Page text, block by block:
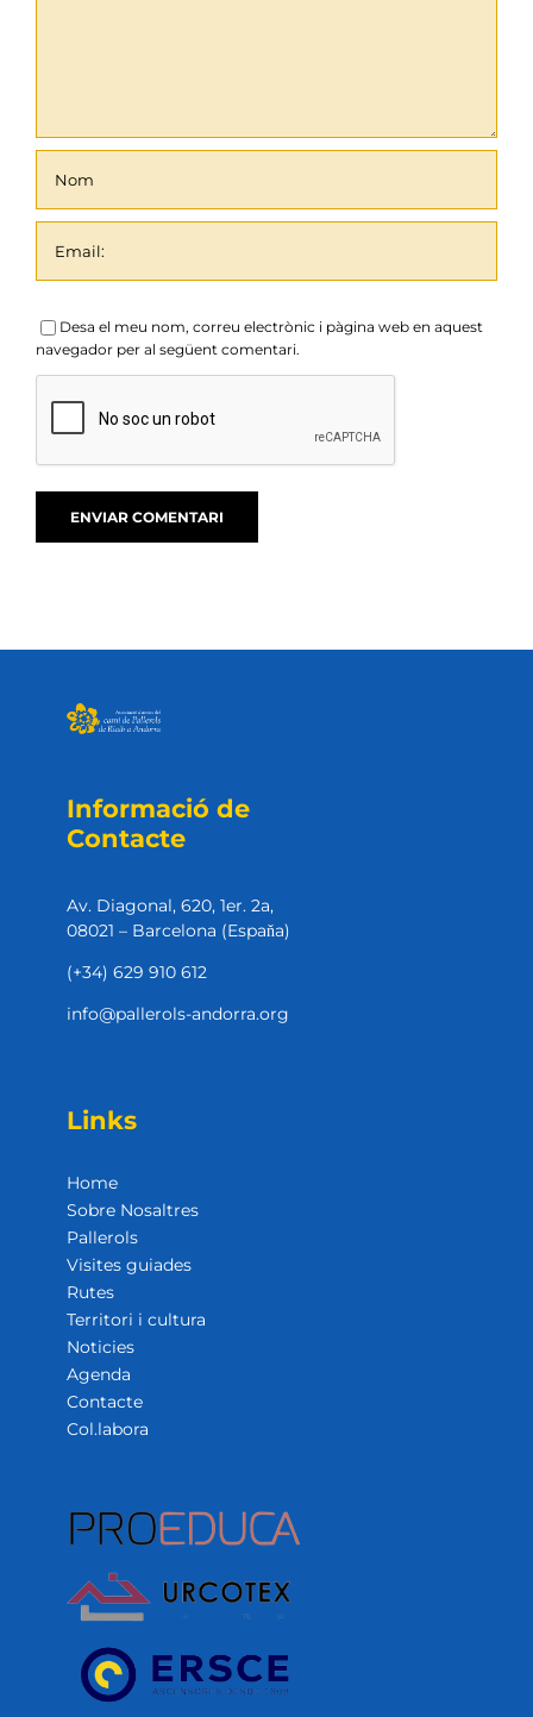
Desa el meu nom, correu electrònic i pàgina web en aquest
navegador per al següent comentari.
Informació de
Contacte
Av. Diagonal, 620, 1er. 2a,
08021 – Barcelona (Espaňa)
(+34) 629 910 612
info@pallerols-andorra.org
Links
Home
Sobre Nosaltres
Pallerols
Visites guiades
Rutes
Territori i cultura
Noticies
Agenda
Contacte
Col.labora